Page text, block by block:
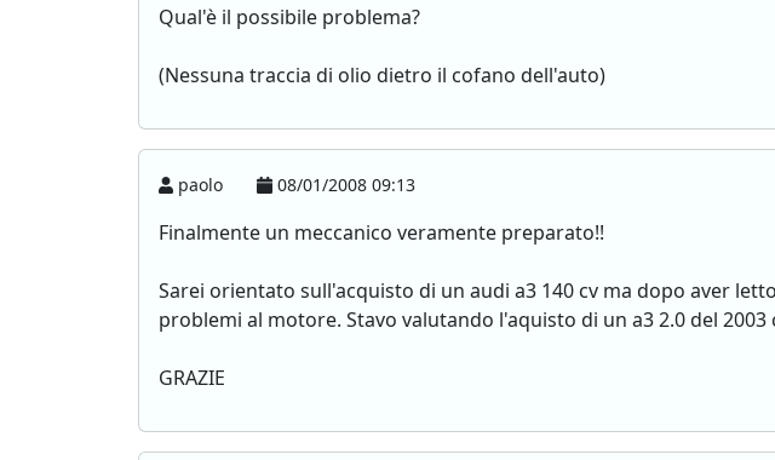
Qual'è il possibile problema?
(Nessuna traccia di olio dietro il cofano dell'auto)
paolo 08/01/2008 09:13
Finalmente un meccanico veramente preparato!!
Sarei orientato sull'acquisto di un audi a3 140 cv ma dopo aver
problemi al motore. Stavo valutando l'aquisto di un a3 2.0 del
GRAZIE